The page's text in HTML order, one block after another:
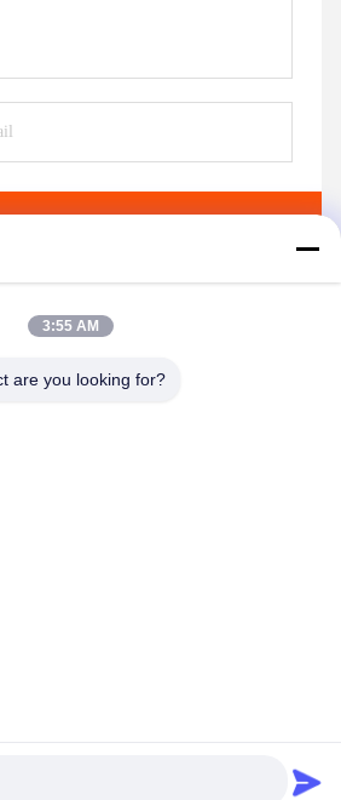
Co., Ltd. . Tutti i diritti riservati.
3:55 AM
are you looking for?